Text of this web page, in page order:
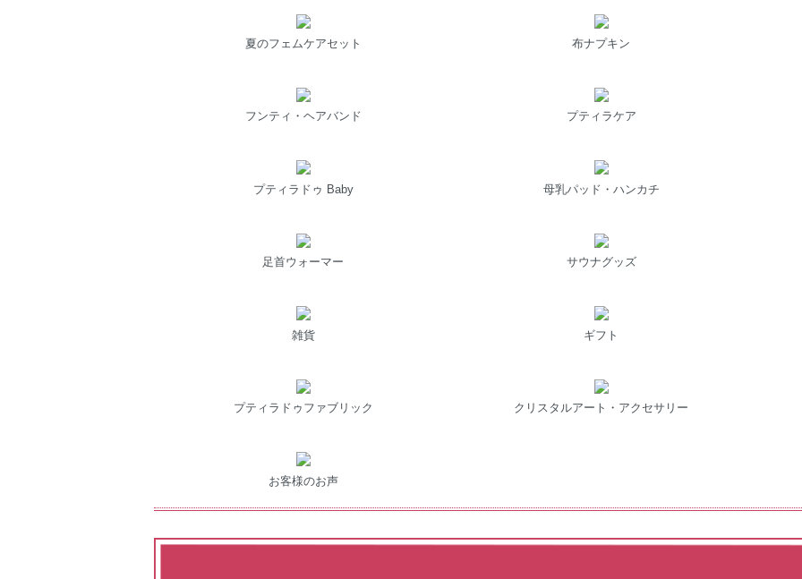
夏のフェムケアセット 布ナプキン
フンティ・ヘアバンド プティラケア
プティラドゥ Baby 母乳パッド・ハンカチ
足首ウォーマー サウナグッズ
雑貨 ギフト
プティラドゥファブリック クリスタルアート・アクセサリー
お客様のお声